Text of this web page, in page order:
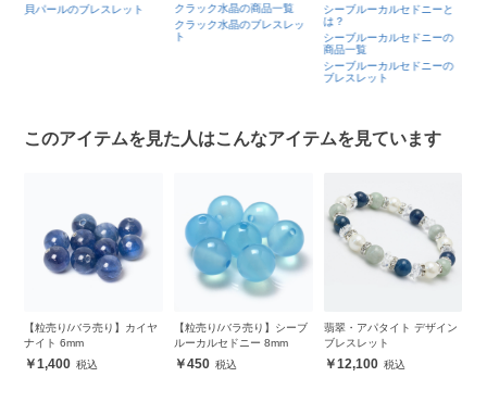
貝パールのブレスレット
クラック水晶の商品一覧
クラック水晶のブレスレッ
ト
シーブルーカルセドニーと
は？
シーブルーカルセドニーの
商品一覧
シーブルーカルセドニーの
ブレスレット
このアイテムを見た人はこんなアイテムを見ています
【粒売り/バラ売り】カイヤ
ナイト 6mm
1,400
【粒売り/バラ売り】シーブ
ルーカルセドニー 8mm
450
翡翠・アパタイト デザイン
ブレスレット
12,100